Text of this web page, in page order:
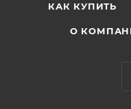
КАК КУПИТЬ
О